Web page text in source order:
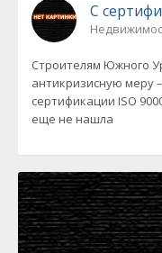
С
Строителям Южного
антикризисную меру
сертификации ISO
еще не нашла